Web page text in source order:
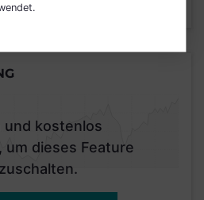
30.11.2025
und kostenlos
um dieses Feature